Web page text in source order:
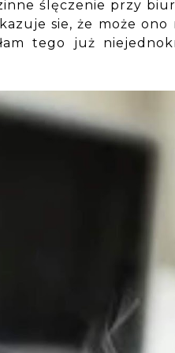
ślęczenie przy
sie, że może ono
tego już